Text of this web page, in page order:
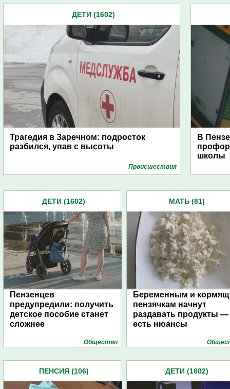
ДЕТИ (1602)
Трагедия в Заречном: подросток
разбился, упав с высоты
Проиcшествия
В
школы
ДЕТИ (1602)
Пензенцев
предупредили: получить
детское пособие станет
сложнее
Общество
МАТЬ (81)
Беременным и
пензячкам начнут
раздавать продукты —
есть нюансы
ПЕНСИЯ (106) ДЕТИ (1602)